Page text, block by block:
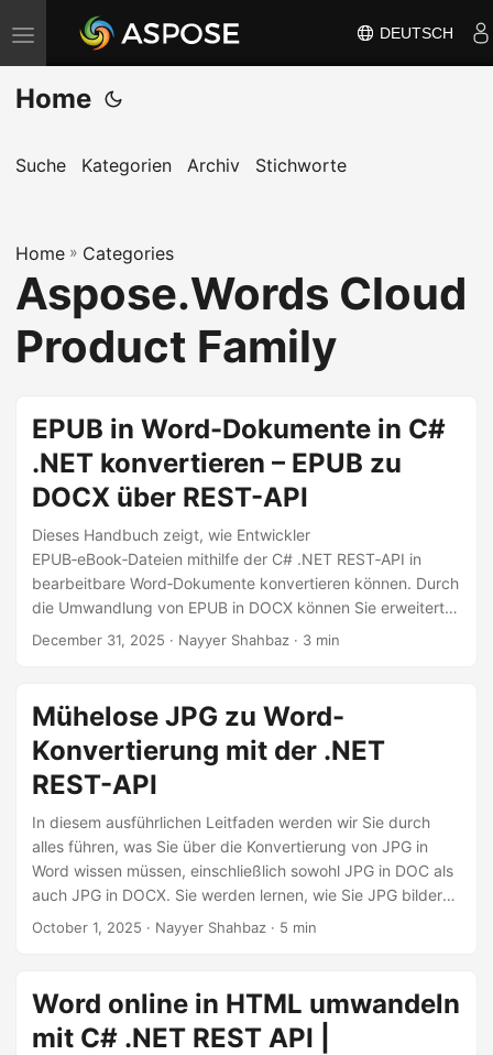
N
a
v
g
i
o
n
u
DEUTSCH
Home
Suche Kategorien Archiv Stichworte
Home » Categories
Aspose.Words Cloud
Product Family
EPUB in Word-Dokumente in C#
.NET konvertieren – EPUB zu
DOCX über REST-API
Dieses Handbuch zeigt, wie Entwickler
EPUB‑eBook‑Dateien mithilfe der C# .NET REST‑API in
bearbeitbare Word‑Dokumente konvertieren können. Durch
die Umwandlung von EPUB in DOCX können Sie erweiterte
Bearbeitungs‑, Kollaborations‑ und
December 31, 2025 · Nayyer Shahbaz · 3 min
Mühelose JPG zu Word-
Konvertierung mit der .NET
REST-API
In diesem ausführlichen Leitfaden werden wir Sie durch
alles führen, was Sie über die Konvertierung von JPG in
Word wissen müssen, einschließlich sowohl JPG in DOC als
auch JPG in DOCX. Sie werden lernen, wie Sie JPG bilder
mühelos online in Word Dokumente umwandeln können,
October 1, 2025 · Nayyer Shahbaz · 5 min
Word online in HTML umwandeln
mit C# .NET REST API |